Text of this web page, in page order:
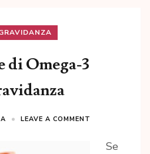
di Omega-3
LEAVE A COMMENT
Se